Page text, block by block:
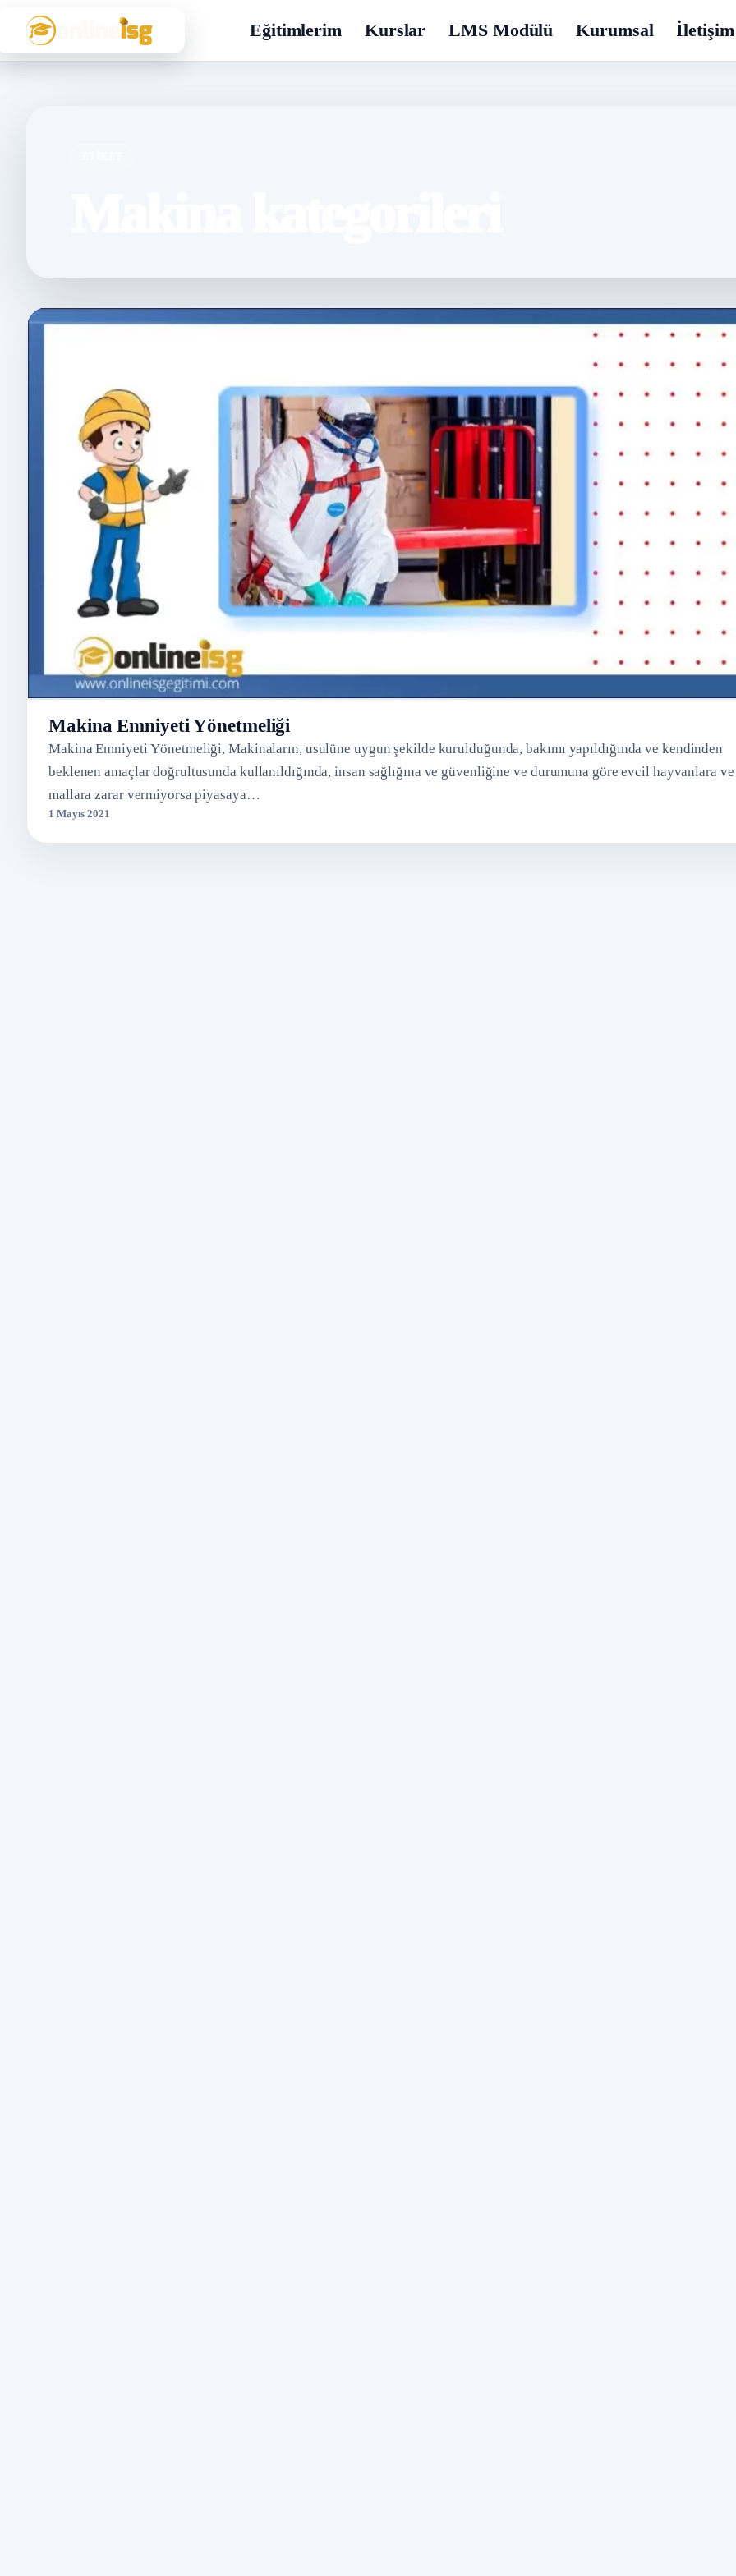
Eğitimlerim Kurslar LMS Modülü Kurumsal İletişim
Makina Emniyeti Yönetmeliği
Makina Emniyeti Yönetmeliği, Makinaların, usulüne uygun şekilde kurulduğunda, bakımı yapıldığında ve kendinden
beklenen amaçlar doğrultusunda kullanıldığında, insan sağlığına ve güvenliğine ve durumuna göre evcil hayvanlara ve
mallara zarar vermiyorsa piyasaya…
1 Mayıs 2021